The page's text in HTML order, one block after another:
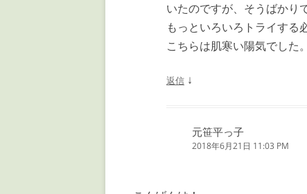
いたのですが、そうばかり
もっといろいろトライする
こちらは肌寒い陽気でした。
返信 ↓
元笹平っ子
2018年6月21日 11:03 PM